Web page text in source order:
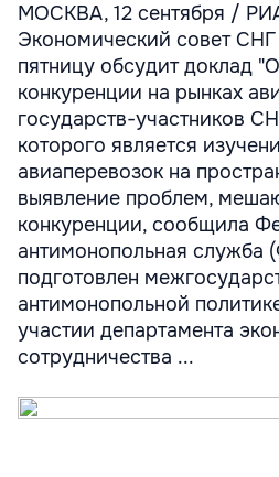
МОСКВА, 12 сентября /
Экономический совет СНГ
пятницу обсудит доклад
конкуренции на рынках
государств-участников
которого является
авиаперевозок на
выявление проблем,
конкуренции, сообщила
антимонопольная служба
подготовлен
антимонопольной
участии департамента
сотрудничества ...